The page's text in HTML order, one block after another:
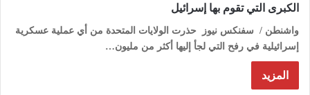
الكبرى التي تقوم بها إسرائيل
واشنطن / سفنكس نيوز حذرت الولايات المتحدة من أي عملية عسكرية
إسرائيلية في رفح التي لجأ إليها أكثر من مليون…
المزيد